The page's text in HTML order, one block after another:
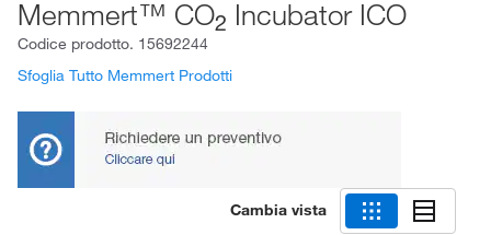
Memmert™ CO2 Incubator ICO
Codice prodotto. 15692244
Sfoglia Tutto Memmert Prodotti
Cambia vista